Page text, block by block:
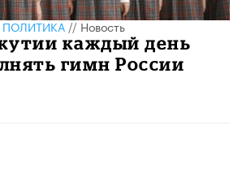
ПОЛИТИКА//Новость
каждый день
гимн России